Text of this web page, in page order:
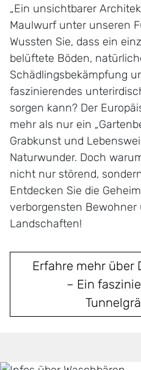
„Ein unsichtbarer
Maulwurf unter unseren
Wussten Sie, dass ein
belüftete Böden,
Schädlingsbekämpfung
faszinierendes
sorgen kann? Der
mehr als nur ein
Grabkunst und
Naturwunder. Doch
nicht nur störend,
Entdecken Sie die
verborgensten Bewohner
Landschaften!
Erfahre mehr über
– Ein